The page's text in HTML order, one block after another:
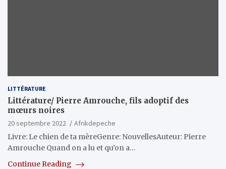
LITTÉRATURE
Littérature/ Pierre Amrouche, fils adoptif des
mœurs noires
20 septembre 2022
Afrikdepeche
Livre: Le chien de ta mèreGenre: NouvellesAuteur: Pierre
Amrouche Quand on a lu et qu’on a…
Continue Reading